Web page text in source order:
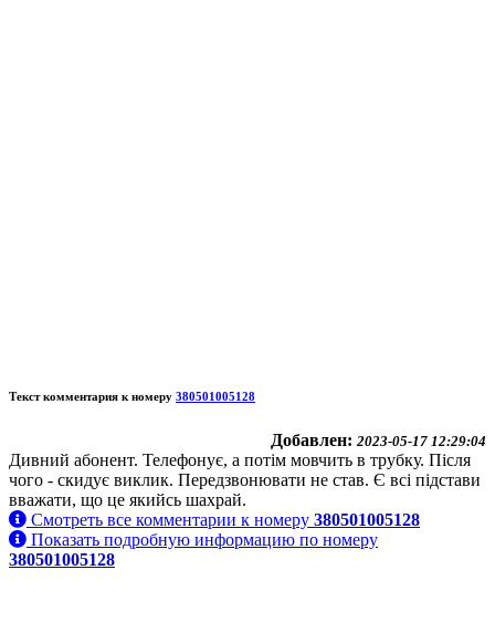
Текст комментария к номеру 380501005128
Добавлен: 2023-05-17 12:29:04
Дивний абонент. Телефонує, а потім мовчить в трубку. Після
чого - скидує виклик. Передзвонювати не став. Є всі підстави
вважати, що це якийсь шахрай.
Смотреть все комментарии к номеру 380501005128
Показать подробную информацию по номеру
380501005128